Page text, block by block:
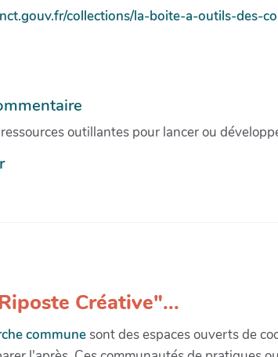
collections/la-boite-a-outils-des-
outillantes pour lancer ou